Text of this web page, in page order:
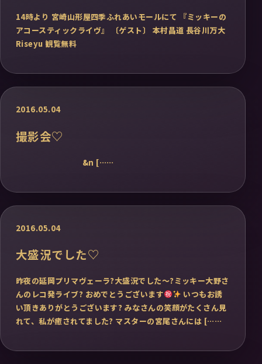
14時より 宮崎山形屋四季ふれあいモールにて 『ミッキーの
アコースティックライヴ』 〔ゲスト〕 本村昌道 長谷川万大
Riseyu 観覧無料
2016.05.04
撮影会♡
&n [……
2016.05.04
大盛況でした♡
昨夜の延岡プリマヴェーラ?大盛況でした〜?ミッキー大野さ
んのレコ発ライブ? おめでとうございます
いつもお誘
い頂きありがとうございます? みなさんの笑顔がたくさん見
れて、私が癒されてました? マスターの宮尾さんには [……